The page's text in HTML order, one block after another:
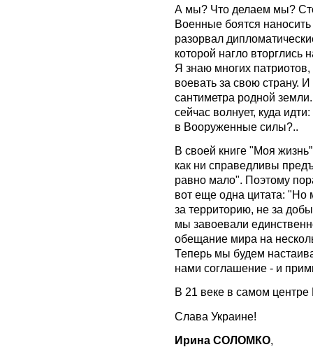
А мы? Что делаем мы?
Военные боятся
разорвал
которой нагло вторглись
Я знаю многих
воевать за свою страну.
сантиметра родной
сейчас волнует, куда
в Вооруженные силы?..
В своей книге "Моя
как ни справедливы
равно мало". Поэтому
вот еще одна цитата:
за территорию, не за
мы завоевали
обещание мира на
Теперь мы будем
нами соглашение - и
В 21 веке в самом
Слава Украине!
Ирина СОЛОМКО,